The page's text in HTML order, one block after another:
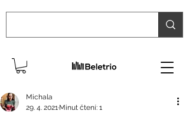
Michala
29. 4. 2021 Minut čtení: 1